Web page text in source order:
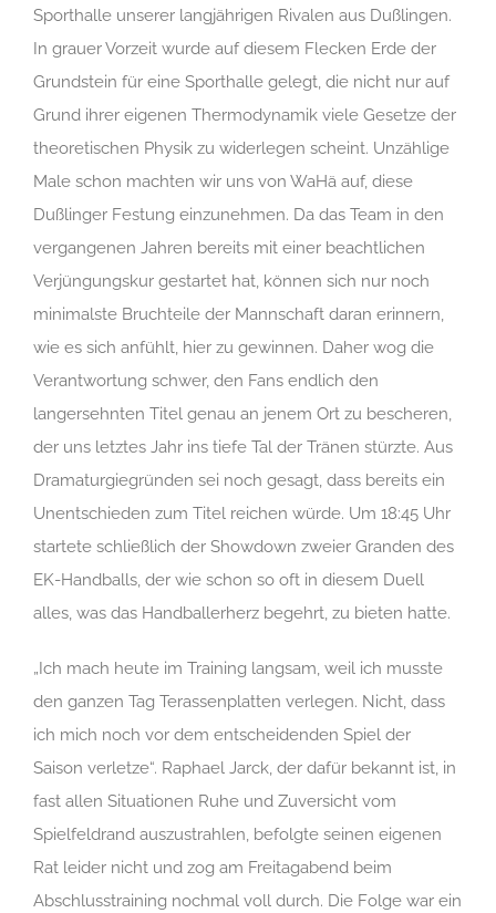
Sporthalle unserer langjährigen Rivalen aus Dußlingen.
In grauer Vorzeit wurde auf diesem Flecken Erde der
Grundstein für eine Sporthalle gelegt, die nicht nur auf
Grund ihrer eigenen Thermodynamik viele Gesetze der
theoretischen Physik zu widerlegen scheint. Unzählige
Male schon machten wir uns von WaHä auf, diese
Dußlinger Festung einzunehmen. Da das Team in den
vergangenen Jahren bereits mit einer beachtlichen
Verjüngungskur gestartet hat, können sich nur noch
minimalste Bruchteile der Mannschaft daran erinnern,
wie es sich anfühlt, hier zu gewinnen. Daher wog die
Verantwortung schwer, den Fans endlich den
langersehnten Titel genau an jenem Ort zu bescheren,
der uns letztes Jahr ins tiefe Tal der Tränen stürzte. Aus
Dramaturgiegründen sei noch gesagt, dass bereits ein
Unentschieden zum Titel reichen würde. Um 18:45 Uhr
startete schließlich der Showdown zweier Granden des
EK-Handballs, der wie schon so oft in diesem Duell
alles, was das Handballerherz begehrt, zu bieten hatte.
„Ich mach heute im Training langsam, weil ich musste
den ganzen Tag Terassenplatten verlegen. Nicht, dass
ich mich noch vor dem entscheidenden Spiel der
Saison verletze“. Raphael Jarck, der dafür bekannt ist, in
fast allen Situationen Ruhe und Zuversicht vom
Spielfeldrand auszustrahlen, befolgte seinen eigenen
Rat leider nicht und zog am Freitagabend beim
Abschlusstraining nochmal voll durch. Die Folge war ein